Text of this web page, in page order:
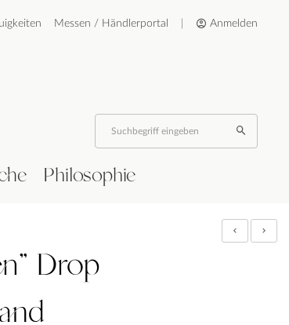
Messen / Händlerportal Anmelden
Philosophie
Drop